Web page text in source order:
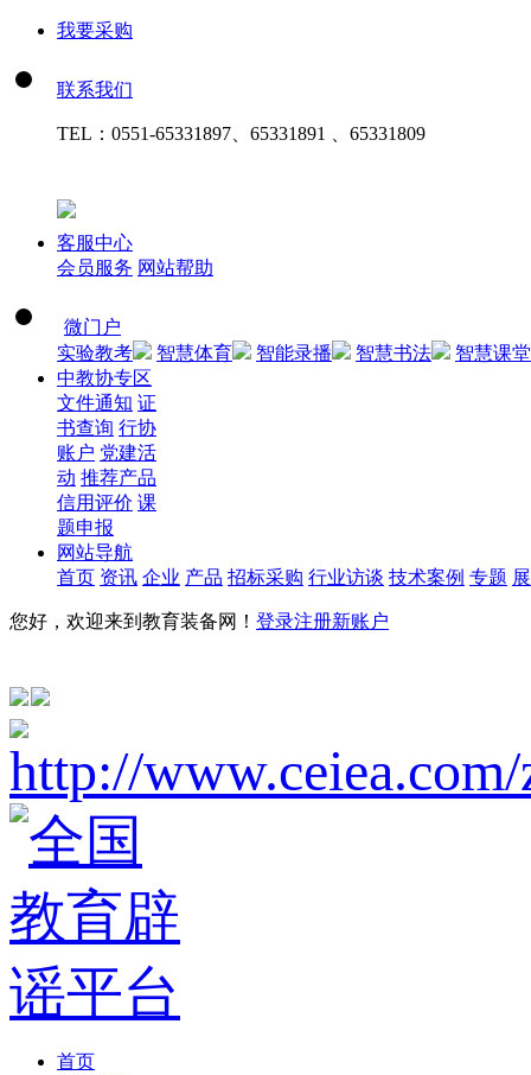
我要采购
联系我们
TEL： 0551-65331897、65331891 、65331809
客服中心
会员服务 网站帮助
微门户
实验教考
智慧体育 智能录播 智慧书法
智慧课堂
中教协专区
文件通知 证
书查询 行协
账户 党建活
动 推荐产品
信用评价 课
题申报
网站导航
首页 资讯 企业 产品 招标采购 行业访谈 技术案例 专题
您好，欢迎来到教育装备网！ 登录注册新账户
首页